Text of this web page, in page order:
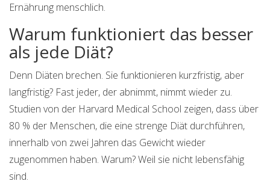
Ernährung menschlich.
Warum funktioniert das besser
als jede Diät?
Denn Diäten brechen. Sie funktionieren kurzfristig, aber
langfristig? Fast jeder, der abnimmt, nimmt wieder zu.
Studien von der Harvard Medical School zeigen, dass über
80 % der Menschen, die eine strenge Diät durchführen,
innerhalb von zwei Jahren das Gewicht wieder
zugenommen haben. Warum? Weil sie nicht lebensfähig
sind.